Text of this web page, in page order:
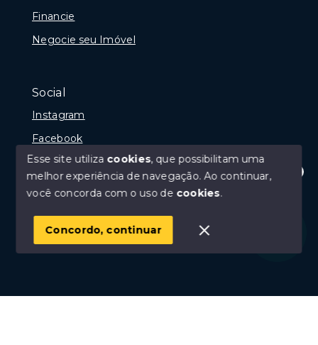
Olá! Estamos disponíveis para te ajudar.
Financie
Negocie seu Imóvel
Social
Instagram
Facebook
© Copyright 2026 - Portal Rio das Ostras, Creci 10675-
SITE PARA IMOBILIARIA
Esse site utiliza cookies, que possibilitam uma
melhor experiência de navegação.Ao continuar,
você concorda com o uso de cookies.
Concordo, continuar